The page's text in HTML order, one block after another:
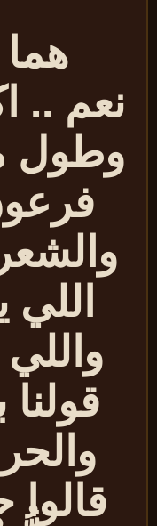
هما 3 كلمات
نعم ..
وطول
اللي
واللي
قولنا
قالوا